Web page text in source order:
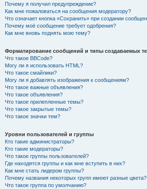
Почему я получил предупреждение?
Как мне пожаловаться на сообщения модератору?
Что означает кнопка «Сохранить» при создании
Почему моё сообщение требует одобрения?
Как мне вновь поднять мою тему?
Форматирование сообщений и типы создаваемых
Что такое BBCode?
Могу ли я использовать HTML?
Что такое смайлики?
Могу ли я добавлять изображения к сообщениям?
Что такое важные объявления?
Что такое объявления?
Что такое прилепленные темы?
Что такое закрытые темы?
Что такое значки тем?
Уровни пользователей и группы
Кто такие администраторы?
Кто такие модераторы?
Что такое группы пользователей?
Где находятся группы и как мне вступить в них?
Как мне стать лидером группы?
Почему названия некоторых групп имеют разные цвета?
Что такое группа по умолчанию?